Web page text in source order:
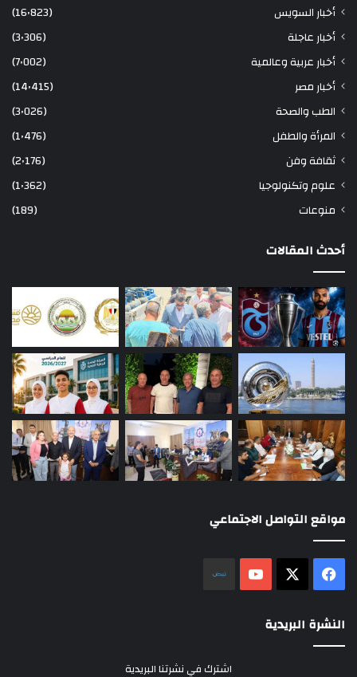
أخبار السويس
(16٬823)
أخبار عاجلة
(3٬306)
أخبار عربية وعالمية
(7٬002)
أخبار مصر
(14٬415)
الطب والصحة
(3٬026)
المرأة والطفل
(1٬476)
ثقافة وفن
(2٬176)
علوم وتكنولوجيا
(1٬362)
منوعات
(189)
أحدث المقالات
مواقع التواصل الاجتماعي
فيسبوك ‫YouTube
النشرة البريدية
اشترك في نشرتنا البريدية